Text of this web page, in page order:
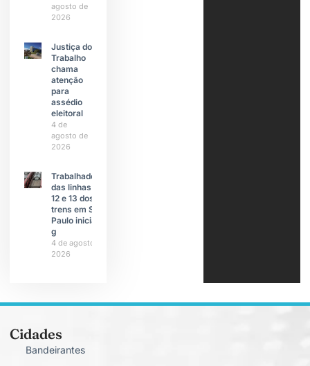
agosto de
2026
Justiça do
Trabalho
chama
atenção
para
assédio
eleitoral
4 de
agosto de
2026
Trabalhadores
das linhas 11,
12 e 13 dos
trens em São
Paulo iniciam
g
4 de agosto de
2026
Cidades
Bandeirantes